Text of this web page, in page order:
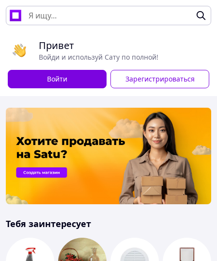
Привет
Войди и используй Сату по полной!
Войти Зарегистрироваться
Тебя заинтересует